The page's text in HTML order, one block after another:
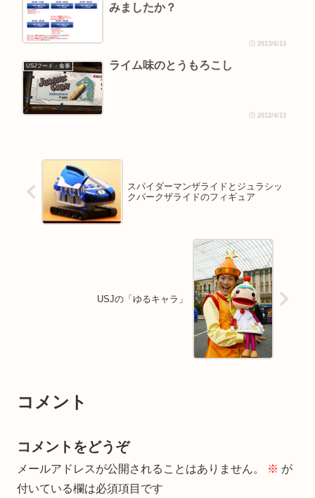
みましたか？
2013/6/13
USJフード・食事 ライム味のとうもろこし
2012/4/13
スパイダーマンザライドとジュラシッ
クパークザライドのフィギュア
USJの「ゆるキャラ」
コメント
コメントをどうぞ
メールアドレスが公開されることはありません。 ※ が
付いている欄は必須項目です